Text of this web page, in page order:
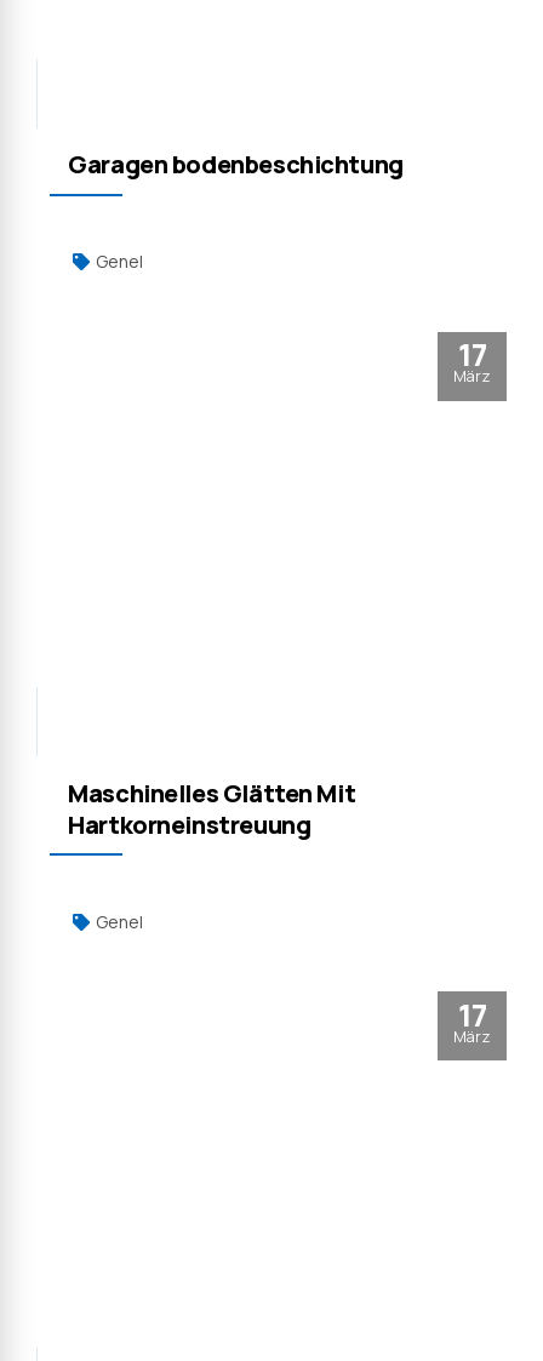
Genel
Garagen bodenbeschichtung
Genel
17
März
Maschinelles Glätten Mit
Hartkorneinstreuung
17
März